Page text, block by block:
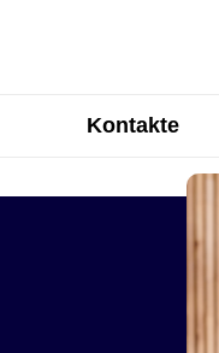
Kontakte